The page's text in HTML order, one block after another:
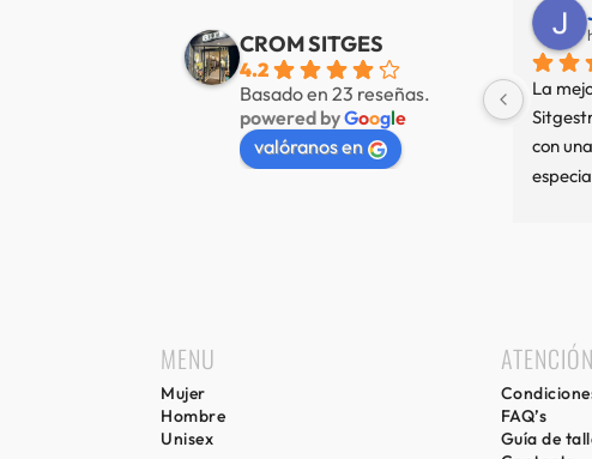
CROM SITGES
4.2
Basado en 23 reseñas.
powered byGoogle
valóranos en
hace 3 años
Nuestra tienda favorita en
Sitges, servicio de primer nivel.
La
con
MENU
Mujer
Hombre
Unisex
FAQ’s
Guía de